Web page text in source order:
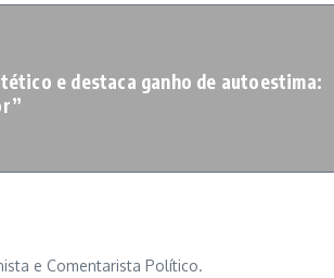
e destaca ganho de autoestima:
e Comentarista Político.